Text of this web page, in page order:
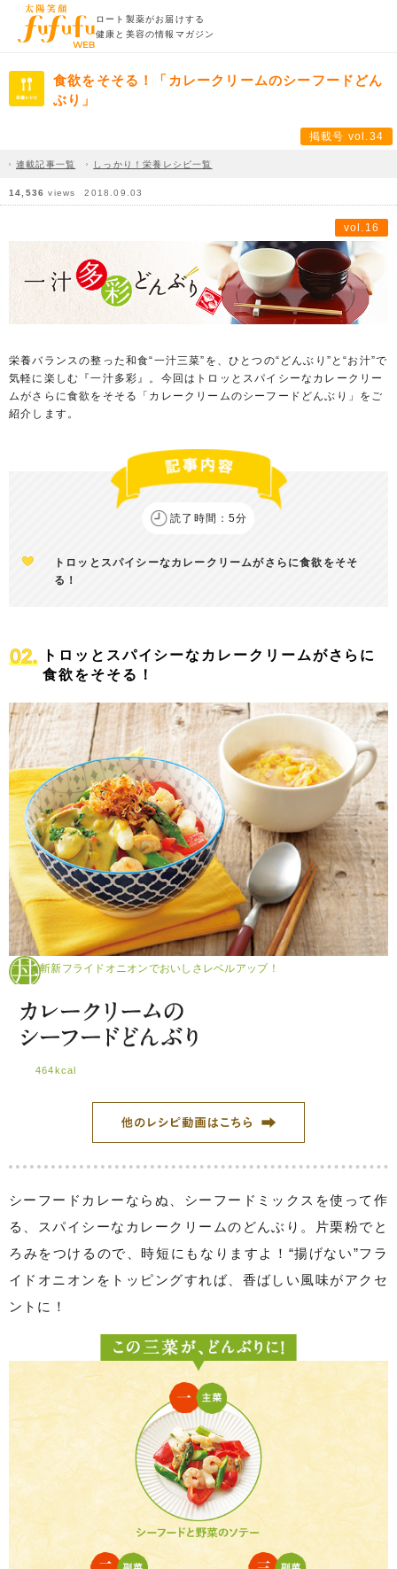
ロート製薬がお届けする
健康と美容の情報マガジン
食欲をそそる！「カレークリームのシーフードどん
ぶり」
掲載号 vol.34
連載記事一覧 しっかり！栄養レシピ一覧
14,536 views 2018.09.03
vol.16
栄養バランスの整った和食“一汁三菜”を、ひとつの“どんぶり”と“お汁”で
気軽に楽しむ『一汁多彩』。今回はトロッとスパイシーなカレークリー
ムがさらに食欲をそそる「カレークリームのシーフードどんぶり」をご
紹介します。
トロッとスパイシーなカレークリームがさらに食欲をそそ
る！
読了時間：5分
トロッとスパイシーなカレークリームがさらに
食欲をそそる！
斬新フライドオニオンでおいしさレベルアップ！
464kcal
シーフードカレーならぬ、シーフードミックスを使って作
る、スパイシーなカレークリームのどんぶり。片栗粉でと
ろみをつけるので、時短にもなりますよ！“揚げない”フラ
イドオニオンをトッピングすれば、香ばしい風味がアクセ
ントに！